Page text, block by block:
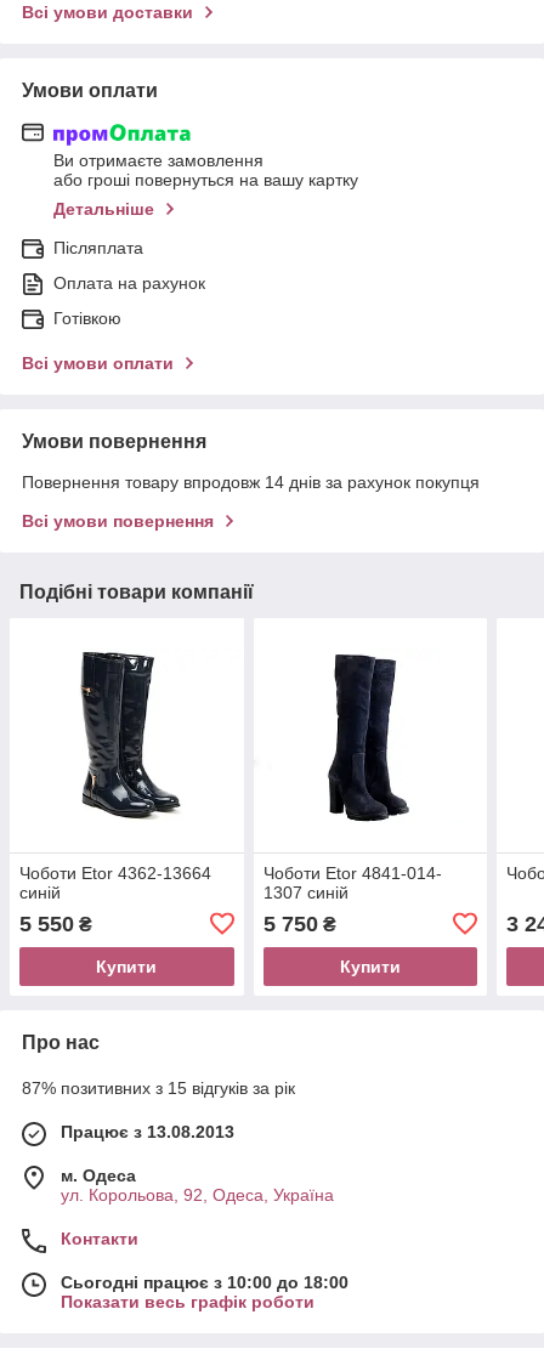
Всі умови доставки
Умови оплати
Ви отримаєте замовлення
або гроші повернуться на вашу картку
Детальніше
Післяплата
Оплата на рахунок
Готівкою
Всі умови оплати
Умови повернення
Повернення товару впродовж 14 днів за рахунок покупця
Всі умови повернення
Подібні товари компанії
Чоботи Etor 4362-13664
синій
5 550 ₴
Купити
Чоботи Etor 4841-014-
1307 синій
5 750₴
Купити
3
Про нас
87% позитивних з 15 відгуків за рік
Працює з 13.08.2013
м. Одеса
ул. Корольова, 92, Одеса, Україна
Контакти
Сьогодні працює з 10:00 до 18:00
Показати весь графік роботи